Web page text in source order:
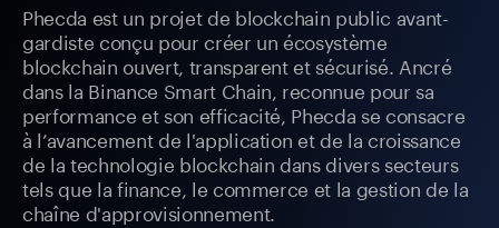
Phecda est un projet de blockchain public avant-
gardiste conçu pour créer un écosystème
blockchain ouvert, transparent et sécurisé. Ancré
dans la Binance Smart Chain, reconnue pour sa
performance et son efficacité, Phecda se consacre
à l’avancement de l'application et de la croissance
de la technologie blockchain dans divers secteurs
tels que la finance, le commerce et la gestion de la
chaîne d'approvisionnement.